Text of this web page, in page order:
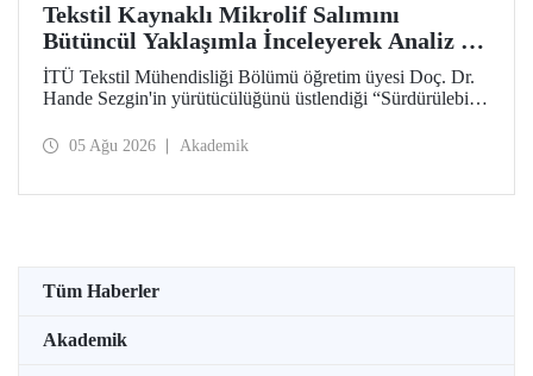
Tekstil Kaynaklı Mikrolif Salımını
Bütüncül Yaklaşımla İnceleyerek Analiz ve
Azaltım Stratejileri Geliştirecek Projeye
TÜBİTAK Desteği
İTÜ Tekstil Mühendisliği Bölümü öğretim üyesi Doç. Dr.
Hande Sezgin'in yürütücülüğünü üstlendiği “Sürdürülebilir
Koşullarına Bağlı Mikrolif Salımı: Aşınma, UV Maruziyeti
05 Ağu 2026 Akademik
Tüm Haberler
Akademik